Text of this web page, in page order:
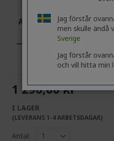
Arbetsrelaterad
KONTAKTA OSS |
1 290,00 kr
I LAGER
(LEVERANS 1-4 ARBETSDAGAR)
Antal:
Jag förstår
men skulle ändå
Sverige
Jag förstår
och vill hitta min